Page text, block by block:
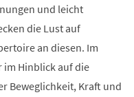
und leicht
die Lust auf
an diesen. Im
im Hinblick auf die
Beweglichkeit, Kraft und